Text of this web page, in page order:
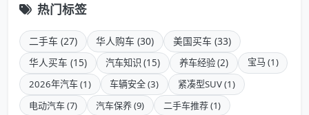
热门标签
二手车 (27) 华人购车 (30)
美国买车 (33)
华人买车 (15)
汽车知识 (15) 养车经验 (2)
宝马 (1)
2026年汽车 (1)
车辆安全 (3)
紧凑型SUV (1)
电动汽车 (7)
汽车保养 (9) 二手车推荐 (1)